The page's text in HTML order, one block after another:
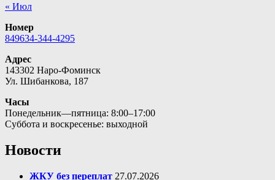
« Июл
Номер
849634-344-4295
Адрес
143302 Наро-Фоминск
Ул. Шибанкова, 187
Часы
Понедельник—пятница: 8:00–17:00
Суббота и воскресенье: выходной
Новости
ЖКУ без переплат 27.07.2026